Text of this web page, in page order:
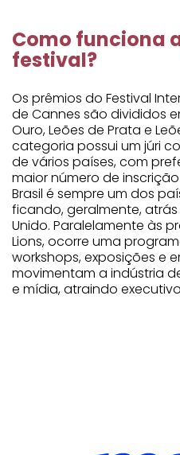
Como funciona
festival?
Os prêmios do Festival
de Cannes são divididos
Ouro, Leões de Prata e
categoria possui um júri
de vários países, com
maior número de
Brasil é sempre um dos
ficando, geralmente, atrás
Unido. Paralelamente às
Lions, ocorre uma
workshops, exposições e
movimentam a indústria
e mídia, atraindo